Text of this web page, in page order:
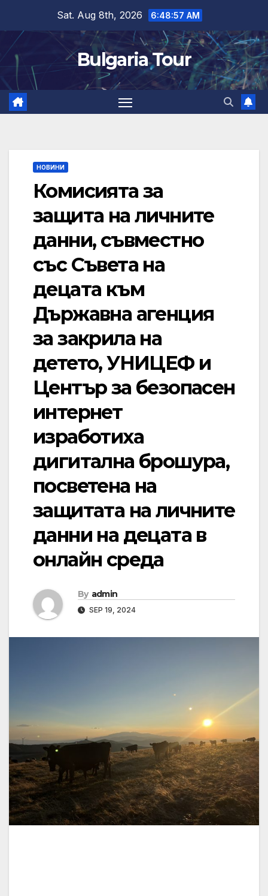
content
Sat. Aug 8th, 2026 6:48:58 AM
Bulgaria Tour
НОВИНИ
Комисията за
защита на личните
данни, съвместно
със Съвета на
децата към
Държавна агенция
за закрила на
детето, УНИЦЕФ и
Център за безопасен
интернет
изработиха
дигитална брошура,
посветена на
защитата на личните
данни на децата в
онлайн среда
By admin
SEP 19, 2024